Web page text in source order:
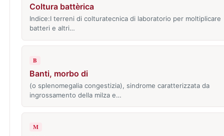
Coltura battèrica
Indice:I terreni di colturatecnica di laboratorio per moltiplicare
batteri e altri…
B
Banti, morbo di
(o splenomegalia congestizia), sindrome caratterizzata da
ingrossamento della milza e…
M